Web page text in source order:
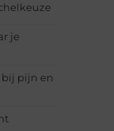
je
bij pijn en